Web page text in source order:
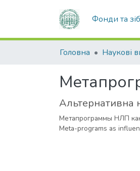
Фонди та
Головна
Альтернативна
Метапрограммы НЛП
Meta-programs as